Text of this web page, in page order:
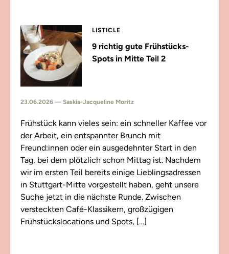
LISTICLE
9 richtig gute Frühstücks-
Spots in Mitte Teil 2
23.06.2026 — Saskia-Jacqueline Moritz
Frühstück kann vieles sein: ein schneller Kaffee vor
der Arbeit, ein entspannter Brunch mit
Freund:innen oder ein ausgedehnter Start in den
Tag, bei dem plötzlich schon Mittag ist. Nachdem
wir im ersten Teil bereits einige Lieblingsadressen
in Stuttgart-Mitte vorgestellt haben, geht unsere
Suche jetzt in die nächste Runde. Zwischen
versteckten Café-Klassikern, großzügigen
Frühstückslocations und Spots, […]